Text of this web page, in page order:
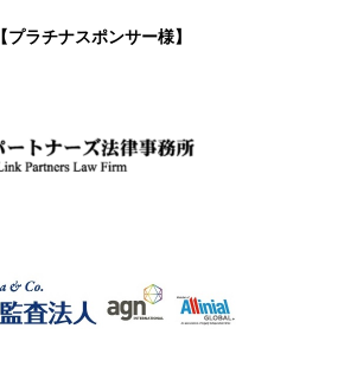
【プラチナスポンサー様】